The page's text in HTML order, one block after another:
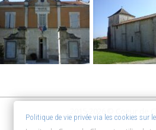
Politique de vie privée via les cookies sur